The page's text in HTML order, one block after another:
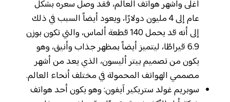
أغلى وأشهر هواتف العالم، فقد وصل سعره بشكل
عام إلى 4 مليون دولارًا، ويعود أيضاً السبب في ذلك
إلى أنه قد يحمل 140 قطعة ألماس، والتي تكون بوزن
6.9 قيراطًا، ليتميز أيضاً بمظهر جذاب وأنيق، وهو
يكون من تصميم بيتر أليسون، الذي يعد من أشهر
مصممي الهواتف المحمولة في مختلف أنحاء العالم.
سوبريم غولد ستريكير آيفون: وهو يكون أحد هواتف